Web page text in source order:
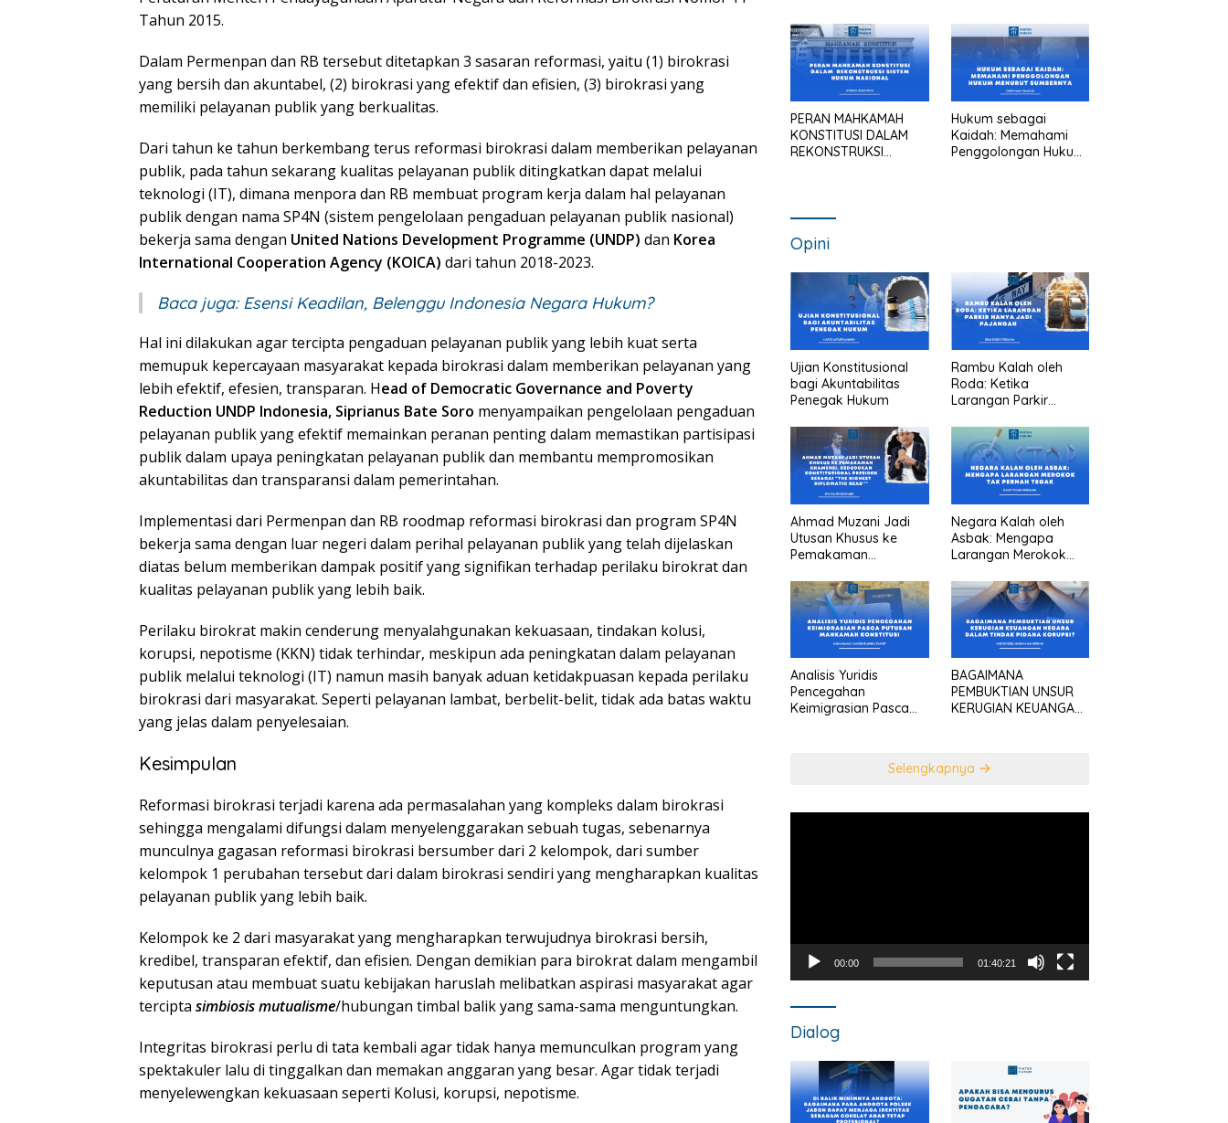
Tahun 2015.
Dalam Permenpan dan RB tersebut ditetapkan 3 sasaran reformasi, yaitu (1) birokrasi
yang bersih dan akuntabel, (2) birokrasi yang efektif dan efisien, (3) birokrasi yang
memiliki pelayanan publik yang berkualitas.
Dari tahun ke tahun berkembang terus reformasi birokrasi dalam memberikan pelayanan
publik, pada tahun sekarang kualitas pelayanan publik ditingkatkan dapat melalui
teknologi (IT), dimana menpora dan RB membuat program kerja dalam hal pelayanan
publik dengan nama SP4N (sistem pengelolaan pengaduan pelayanan publik nasional)
bekerja sama dengan United Nations Development Programme (UNDP) dan Korea
International Cooperation Agency (KOICA) dari tahun 2018-2023.
Baca juga: Esensi Keadilan, Belenggu Indonesia Negara Hukum?
Hal ini dilakukan agar tercipta pengaduan pelayanan publik yang lebih kuat serta
memupuk kepercayaan masyarakat kepada birokrasi dalam memberikan pelayanan yang
lebih efektif, efesien, transparan. Head of Democratic Governance and Poverty
Reduction UNDP Indonesia, Siprianus Bate Soro menyampaikan pengelolaan pengaduan
pelayanan publik yang efektif memainkan peranan penting dalam memastikan partisipasi
publik dalam upaya peningkatan pelayanan publik dan membantu mempromosikan
akuntabilitas dan transparansi dalam pemerintahan.
Implementasi dari Permenpan dan RB roodmap reformasi birokrasi dan program SP4N
bekerja sama dengan luar negeri dalam perihal pelayanan publik yang telah dijelaskan
diatas belum memberikan dampak positif yang signifikan terhadap perilaku birokrat dan
kualitas pelayanan publik yang lebih baik.
Perilaku birokrat makin cenderung menyalahgunakan kekuasaan, tindakan kolusi,
korupsi, nepotisme (KKN) tidak terhindar, meskipun ada peningkatan dalam pelayanan
publik melalui teknologi (IT) namun masih banyak aduan ketidakpuasan kepada perilaku
birokrasi dari masyarakat. Seperti pelayanan lambat, berbelit-belit, tidak ada batas waktu
yang jelas dalam penyelesaian.
Kesimpulan
Reformasi birokrasi terjadi karena ada permasalahan yang kompleks dalam birokrasi
sehingga mengalami difungsi dalam menyelenggarakan sebuah tugas, sebenarnya
munculnya gagasan reformasi birokrasi bersumber dari 2 kelompok, dari sumber
kelompok 1 perubahan tersebut dari dalam birokrasi sendiri yang mengharapkan kualitas
pelayanan publik yang lebih baik.
Kelompok ke 2 dari masyarakat yang mengharapkan terwujudnya birokrasi bersih,
kredibel, transparan efektif, dan efisien. Dengan demikian para birokrat dalam mengambil
keputusan atau membuat suatu kebijakan haruslah melibatkan aspirasi masyarakat agar
tercipta simbiosis mutualisme/hubungan timbal balik yang sama-sama menguntungkan.
Integritas birokrasi perlu di tata kembali agar tidak hanya memunculkan program yang
spektakuler lalu di tinggalkan dan memakan anggaran yang besar. Agar tidak terjadi
menyelewengkan kekuasaan seperti Kolusi, korupsi, nepotisme.
Pengadilan Maupun
Kantor Hukum
PERAN MAHKAMAH
KONSTITUSI DALAM
REKONSTRUKSI
Hukum sebagai
Kaidah: Memahami
Penggolongan Hukum
Opini
Ujian Konstitusional
bagi Akuntabilitas
Penegak Hukum
Rambu Kalah oleh
Roda: Ketika
Larangan Parkir
Ahmad Muzani Jadi
Utusan Khusus ke
Pemakaman
konstitusional
Presiden sebagai “the
highest diplomatic
head””
Negara Kalah oleh
Asbak: Mengapa
Larangan Merokok
Analisis Yuridis
Pencegahan
Keimigrasian Pasca
BAGAIMANA
PEMBUKTIAN UNSUR
KERUGIAN KEUANGAN
Selengkapnya
00:00 01:40:21
Dialog